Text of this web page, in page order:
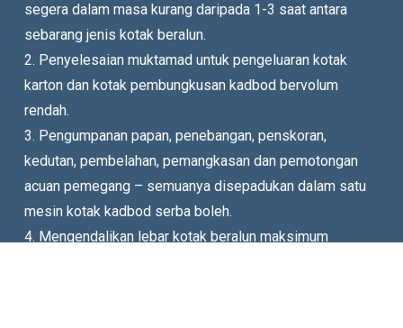
segera dalam masa kurang daripada 1-3 saat antara
sebarang jenis kotak beralun.
2. Penyelesaian muktamad untuk pengeluaran kotak
karton dan kotak pembungkusan kadbod bervolum
rendah.
3. Pengumpanan papan, penebangan, penskoran,
kedutan, pembelahan, pemangkasan dan pemotongan
acuan pemegang – semuanya disepadukan dalam satu
mesin kotak kadbod serba boleh.
4. Mengendalikan lebar kotak beralun maksimum